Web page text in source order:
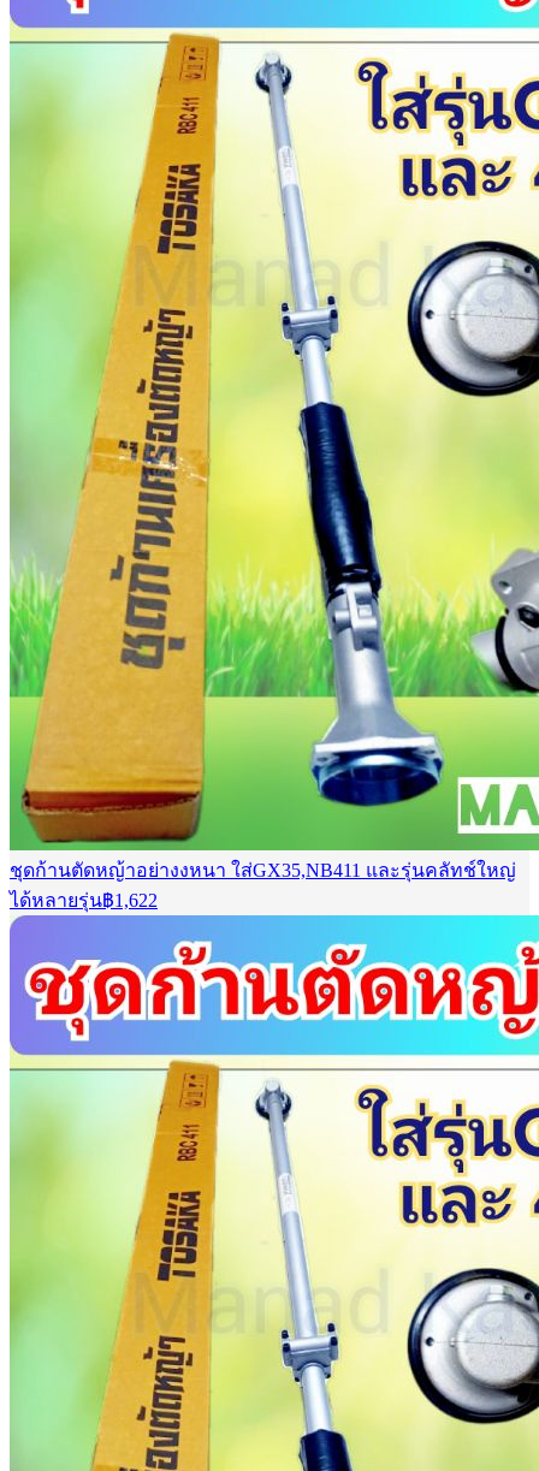
ชุดก้านตัดหญ้าอย่างงหนา ใส่GX35,NB411 และรุ่นคลัทช์ใหญ่
ได้หลายรุ่น฿1,622